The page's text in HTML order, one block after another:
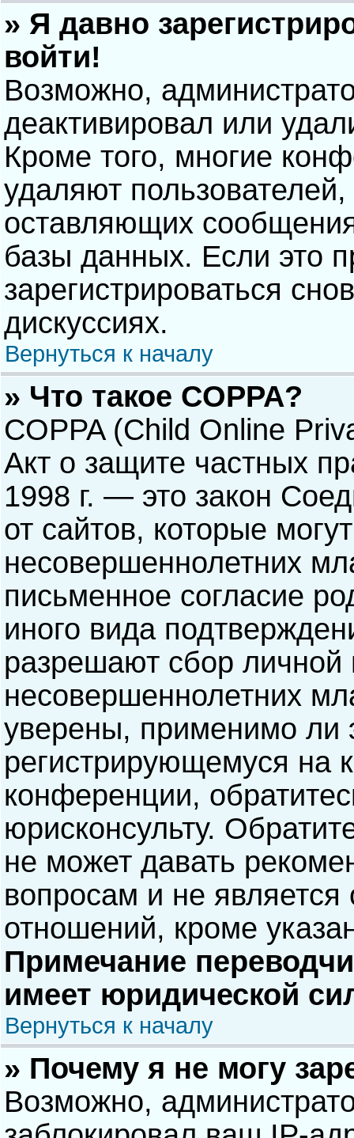
» Я давно
войти!
Возможно,
деактивировал или
Кроме того, многие
удаляют
оставляющих
базы данных. Если это
зарегистрироваться
дискуссиях.
Вернуться к началу
» Что такое COPPA?
COPPA (Child Online
Акт о защите частных
1998 г. — это закон
от сайтов, которые
несовершеннолетних
письменное согласие
иного вида
разрешают сбор
несовершеннолетних
уверены, применимо ли
регистрирующемуся на
конференции,
юрисконсульту.
не может давать
вопросам и не
отношений, кроме
Примечание
имеет юридической
Вернуться к началу
» Почему я не могу
Возможно,